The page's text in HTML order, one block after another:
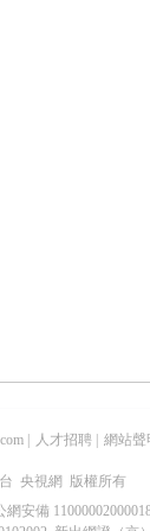
人才招聘 網站聲
央視網 版權所有
網安備